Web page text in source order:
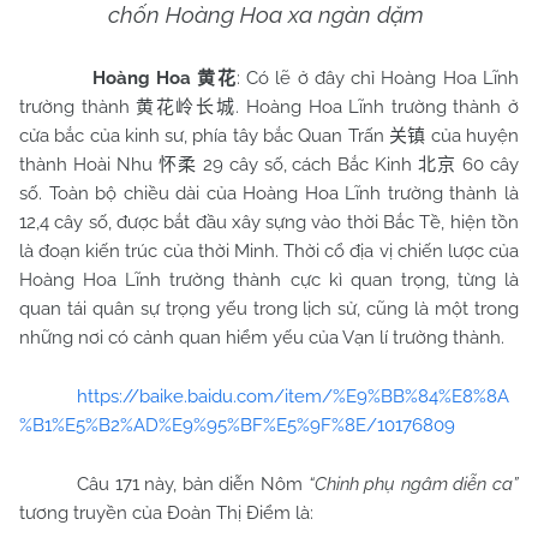
chốn Hoàng Hoa xa ngàn dặm
Hoàng Hoa黄花: Có lẽ ở đây chỉ Hoàng Hoa Lĩnh
trường thành黄花岭长城. Hoàng Hoa Lĩnh trường thành ở
cửa bắc của kinh sư, phía tây bắc Quan Trấn 关镇 của huyện
thành Hoài Nhu 怀柔 29 cây số, cách Bắc Kinh北京 60 cây
số. Toàn bộ chiều dài của Hoàng Hoa Lĩnh trường thành là
12,4 cây số, được bắt đầu xây sựng vào thời Bắc Tề, hiện tồn
là đoạn kiến trúc của thời Minh. Thời cổ địa vị chiến lược của
Hoàng Hoa Lĩnh trường thành cực kì quan trọng, từng là
quan tái quân sự trọng yếu trong lịch sử, cũng là một trong
những nơi có cảnh quan hiểm yếu của Vạn lí trường thành.
https://baike.baidu.com/item/%E9%BB%84%E8%8A
%B1%E5%B2%AD%E9%95%BF%E5%9F%8E/10176809
Câu 171 này, bản diễn Nôm “Chinh phụ ngâm diễn ca”
tương truyền của Đoàn Thị Điểm là: